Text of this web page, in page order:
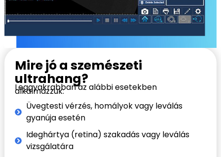
Mire jó a szemészeti
ultrahang?
Leggyakrabban az alábbi esetekben
alkalmazzuk:
Üvegtesti vérzés, homályok vagy leválás
gyanúja esetén
Ideghártya (retina) szakadás vagy leválás
vizsgálatára